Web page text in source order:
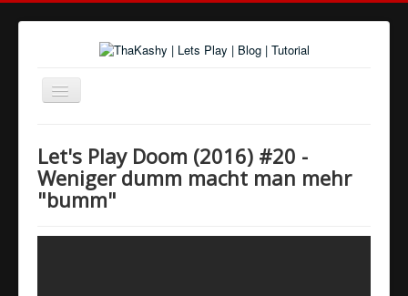
Navigation
an/aus
Über uns
Spiele und Playlists
Let's Play Doom (2016) #20 -
Weniger dumm macht man mehr
"bumm"